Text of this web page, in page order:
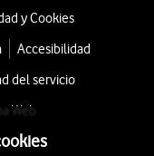
y Cookies
Accesibilidad
del servicio
Web